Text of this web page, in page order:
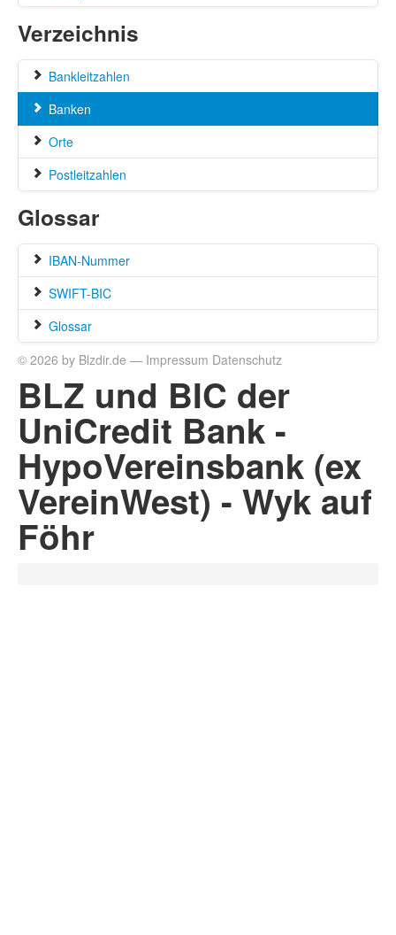
Verzeichnis
Bankleitzahlen
Banken
Orte
Postleitzahlen
Glossar
IBAN-Nummer
SWIFT-BIC
Glossar
© 2026 by Blzdir.de — Impressum Datenschutz
BLZ und BIC der
UniCredit Bank -
HypoVereinsbank (ex
VereinWest) - Wyk auf
Föhr